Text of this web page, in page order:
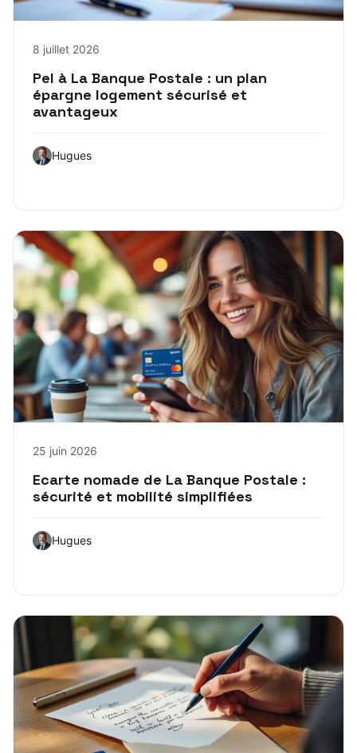
8 juillet 2026
Pel à La Banque Postale : un plan
épargne logement sécurisé et
avantageux
Hugues
25 juin 2026
Ecarte nomade de La Banque Postale :
sécurité et mobilité simplifiées
Hugues